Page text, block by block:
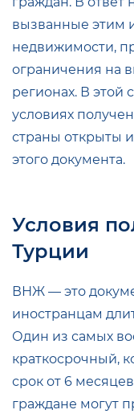
вызванные этим
недвижимости,
ограничения на
регионах. В этой
условиях
страны открыты
этого документа.
Условия
Турции
ВНЖ — это
иностранцам
Один из самых
краткосрочный,
срок от 6
граждане могут